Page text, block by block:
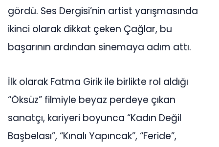
gördü. Ses Dergisi’nin artist yarışmasında
ikinci olarak dikkat çeken Çağlar, bu
başarının ardından sinemaya adım attı.
İlk olarak Fatma Girik ile birlikte rol aldığı
“Öksüz” filmiyle beyaz perdeye çıkan
sanatçı, kariyeri boyunca “Kadın Değil
Başbelası”, “Kınalı Yapıncak”, “Feride”,